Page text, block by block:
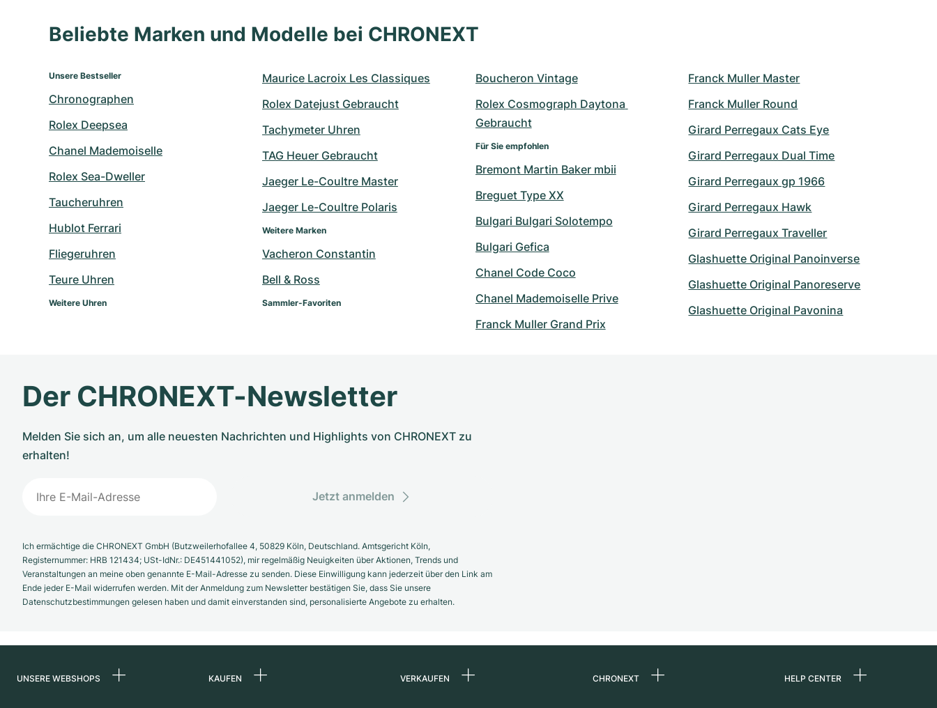
Beliebte Marken und Modelle bei CHRONEXT
Unsere Bestseller
Chronographen
Rolex Deepsea
Chanel Mademoiselle
Rolex Sea-Dweller
Taucheruhren
Hublot Ferrari
Fliegeruhren
Teure Uhren
Weitere Uhren
Maurice Lacroix Les Classiques
Rolex Datejust Gebraucht
Tachymeter Uhren
TAG Heuer Gebraucht
Jaeger Le-Coultre Master
Jaeger Le-Coultre Polaris
Weitere Marken
Vacheron Constantin
Bell & Ross
Sammler-Favoriten
Boucheron Vintage
Rolex Cosmograph Daytona
Gebraucht
Für Sie empfohlen
Bremont Martin Baker mbii
Breguet Type XX
Bulgari Bulgari Solotempo
Bulgari Gefica
Chanel Code Coco
Chanel Mademoiselle Prive
Franck Muller Grand Prix
Franck Muller Master
Franck Muller Round
Girard Perregaux Cats Eye
Girard Perregaux Dual Time
Girard Perregaux gp 1966
Girard Perregaux Hawk
Girard Perregaux Traveller
Glashuette Original Panoinverse
Glashuette Original Panoreserve
Glashuette Original Pavonina
Der CHRONEXT-Newsletter
Melden Sie sich an, um alle neuesten Nachrichten und Highlights von CHRONEXT zu
erhalten!
Jetzt anmelden
Ich ermächtige die CHRONEXT GmbH (Butzweilerhofallee 4, 50829 Köln, Deutschland. Amtsgericht Köln,
Registernummer: HRB 121434; USt-IdNr.: DE451441052), mir regelmäßig Neuigkeiten über Aktionen, Trends und
Veranstaltungen an meine oben genannte E-Mail-Adresse zu senden. Diese Einwilligung kann jederzeit über den Link am
Ende jeder E-Mail widerrufen werden. Mit der Anmeldung zum Newsletter bestätigen Sie, dass Sie unsere
Datenschutzbestimmungen gelesen haben und damit einverstanden sind, personalisierte Angebote zu erhalten.
UNSERE WEBSHOPS KAUFEN VERKAUFEN CHRONEXT HELP CENTER